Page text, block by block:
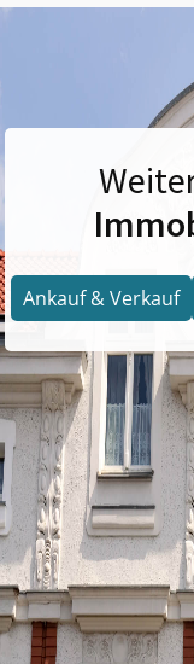
Ankauf & Verkauf